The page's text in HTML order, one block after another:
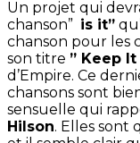
Un projet qui
chanson” is it”
chanson pour les
son titre ” Keep
d’Empire. Ce
chansons sont
sensuelle qui
Hilson. Elles sont